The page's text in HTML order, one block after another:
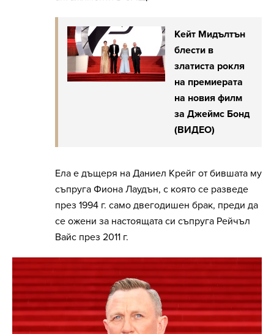
Кейт Мидълтън
блести в
златиста рокля
на премиерата
на новия филм
за Джеймс Бонд
(ВИДЕО)
Ела е дъщеря на Даниел Крейг от бившата му
съпруга Фиона Лаудън, с която се разведе
през 1994 г. само двегодишен брак, преди да
се ожени за настоящата си съпруга Рейчъл
Вайс през 2011 г.